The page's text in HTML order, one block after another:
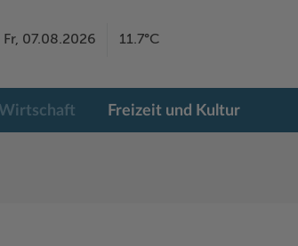
Fr, 07.08.2026 11.7°C
Wirtschaft Freizeit und Kultur